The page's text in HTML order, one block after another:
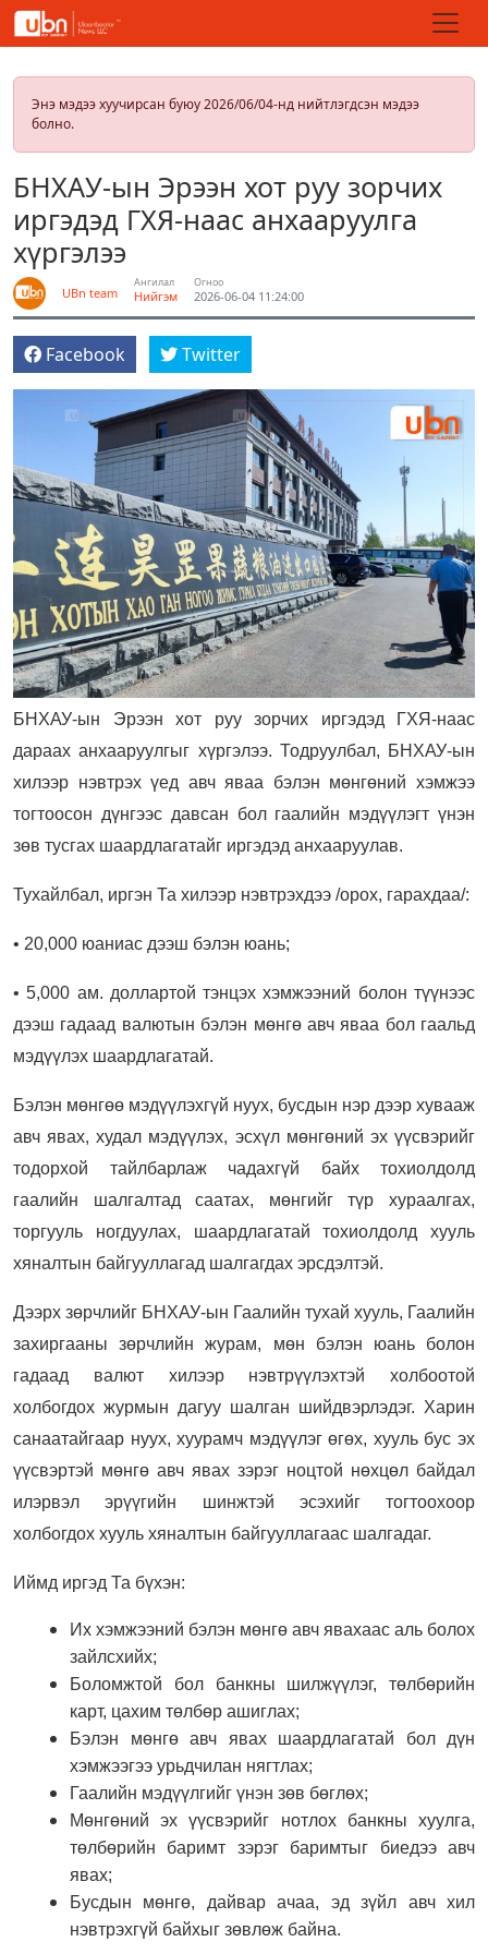
Энэ мэдээ хуучирсан буюу 2026/06/04-нд нийтлэгдсэн мэдээ
болно.
БНХАУ-ын Эрээн хот руу зорчих
иргэдэд ГХЯ-наас анхааруулга
хүргэлээ
UBn team
Ангилал
Нийгэм
Огноо
2026-06-04 11:24:00
Facebook Twitter
БНХАУ-ын Эрээн хот руу зорчих иргэдэд ГХЯ-наас
дараах анхааруулгыг хүргэлээ. Тодруулбал, БНХАУ-ын
хилээр нэвтрэх үед авч яваа бэлэн мөнгөний хэмжээ
тогтоосон дүнгээс давсан бол гаалийн мэдүүлэгт үнэн
зөв тусгах шаардлагатайг иргэдэд анхааруулав.
Тухайлбал, иргэн Та хилээр нэвтрэхдээ /орох, гарахдаа/:
• 20,000 юаниас дээш бэлэн юань;
• 5,000 ам. доллартой тэнцэх хэмжээний болон түүнээс
дээш гадаад валютын бэлэн мөнгө авч яваа бол гаальд
мэдүүлэх шаардлагатай.
Бэлэн мөнгөө мэдүүлэхгүй нуух, бусдын нэр дээр хувааж
авч явах, худал мэдүүлэх, эсхүл мөнгөний эх үүсвэрийг
тодорхой тайлбарлаж чадахгүй байх тохиолдолд
гаалийн шалгалтад саатах, мөнгийг түр хураалгах,
торгууль ногдуулах, шаардлагатай тохиолдолд хууль
хяналтын байгууллагад шалгагдах эрсдэлтэй.
Дээрх зөрчлийг БНХАУ-ын Гаалийн тухай хууль, Гаалийн
захиргааны зөрчлийн журам, мөн бэлэн юань болон
гадаад валют хилээр нэвтрүүлэхтэй холбоотой
холбогдох журмын дагуу шалган шийдвэрлэдэг. Харин
санаатайгаар нуух, хуурамч мэдүүлэг өгөх, хууль бус эх
үүсвэртэй мөнгө авч явах зэрэг ноцтой нөхцөл байдал
илэрвэл эрүүгийн шинжтэй эсэхийг тогтоохоор
холбогдох хууль хяналтын байгууллагаас шалгадаг.
Иймд иргэд Та бүхэн:
Их хэмжээний бэлэн мөнгө авч явахаас аль болох
зайлсхийх;
Боломжтой бол банкны шилжүүлэг, төлбөрийн
карт, цахим төлбөр ашиглах;
Бэлэн мөнгө авч явах шаардлагатай бол дүн
хэмжээгээ урьдчилан нягтлах;
Гаалийн мэдүүлгийг үнэн зөв бөглөх;
Мөнгөний эх үүсвэрийг нотлох банкны хуулга,
төлбөрийн баримт зэрэг баримтыг биедээ авч
явах;
Бусдын мөнгө, дайвар ачаа, эд зүйл авч хил
нэвтрэхгүй байхыг зөвлөж байна.